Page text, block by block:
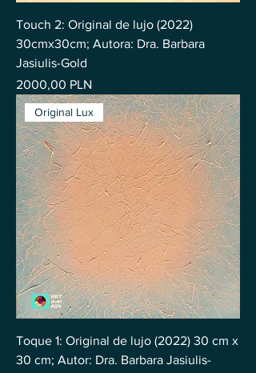
Touch 2: Original de lujo (2022)
30cmx30cm; Autora: Dra. Barbara
Jasiulis-Gold
Precio
2000,00 PLN
Original Lux
Toque 1: Original de lujo (2022) 30 cm x
30 cm; Autor: Dra. Barbara Jasiulis-